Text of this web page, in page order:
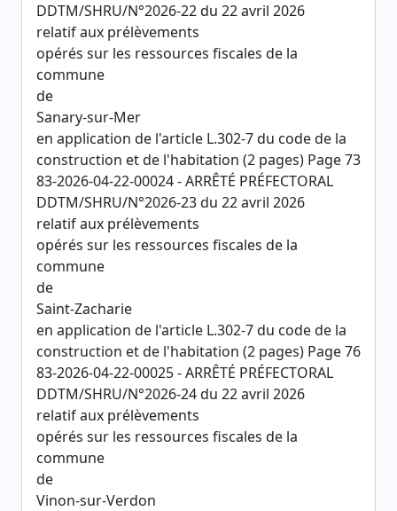
DDTM/SHRU/N°2026-22 du 22 avril 2026
relatif aux prélèvements
opérés sur les ressources fiscales de la
commune
de
Sanary-sur-Mer
en application de l'article L.302-7 du code de la
construction et de l'habitation (2 pages) Page 73
83-2026-04-22-00024 - ARRÊTÉ PRÉFECTORAL
DDTM/SHRU/N°2026-23 du 22 avril 2026
relatif aux prélèvements
opérés sur les ressources fiscales de la
commune
de
Saint-Zacharie
en application de l'article L.302-7 du code de la
construction et de l'habitation (2 pages) Page 76
83-2026-04-22-00025 - ARRÊTÉ PRÉFECTORAL
DDTM/SHRU/N°2026-24 du 22 avril 2026
relatif aux prélèvements
opérés sur les ressources fiscales de la
commune
de
Vinon-sur-Verdon